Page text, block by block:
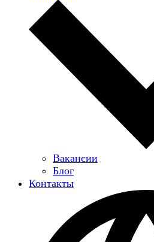
Вакансии
Блог
Контакты